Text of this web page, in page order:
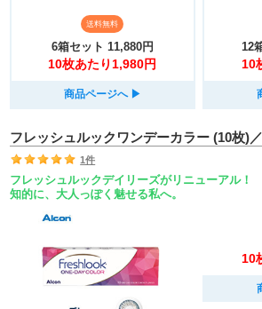
送料無料
6箱セット 11,880円
10枚あたり1,980円
商品ページへ ▶︎
12
10
フレッシュルックワンデーカラー (10枚)
1件
フレッシュルックデイリーズがリニューアル！
知的に、大人っぽく魅せる私へ。
10